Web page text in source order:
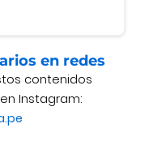
en redes
contenidos
Instagram: